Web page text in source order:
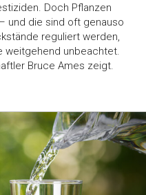
Doch Pflanzen
und die sind oft genauso
reguliert werden,
weitgehend unbeachtet.
Bruce Ames zeigt.